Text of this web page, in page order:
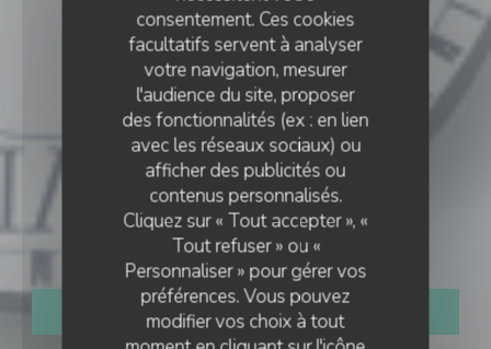
consentement. Ces cookies
facultatifs servent à analyser
votre navigation, mesurer
l'audience du site, proposer
des fonctionnalités (ex : en lien
avec les réseaux sociaux) ou
afficher des publicités ou
contenus personnalisés.
Cliquez sur « Tout accepter », «
Tout refuser » ou «
Personnaliser » pour gérer vos
préférences. Vous pouvez
modifier vos choix à tout
RESTAURANT TRADITIONNEL
• LE CROTOY
Le Bistrot de la Baie
RÉSERVER